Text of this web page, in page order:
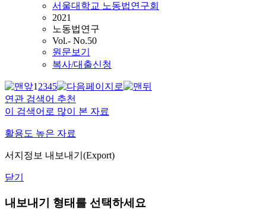
서울대학교 노동법연구회
2021
노동법연구
Vol.- No.50
원문보기
복사/대출신청
12345
연관 검색어 추천
이 검색어로 많이 본 자료
활용도 높은 자료
서지정보 내보내기(Export)
닫기
내보내기 형태를 선택하세요